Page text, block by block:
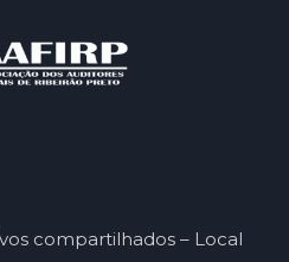
compartilhados – Local